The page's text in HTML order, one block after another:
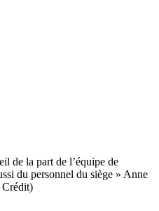
de la part de l’équipe de
du personnel du siège » Anne